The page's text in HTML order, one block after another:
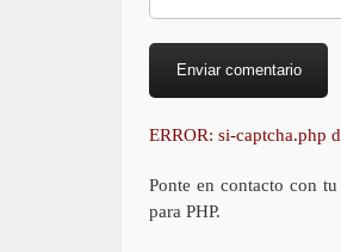
ERROR: si-captcha.php
Ponte en contacto con
para PHP.